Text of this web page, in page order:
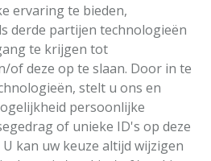
ervaring te bieden,
derde partijen technologieën
te krijgen tot
of deze op te slaan. Door in te
stelt u ons en
persoonlijke
of unieke ID's op deze
kan uw keuze altijd wijzigen